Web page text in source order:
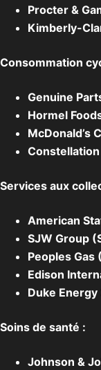
Procter &
Kimberly-
Consommation
Genuine
Hormel
McDonald’s
Services aux
American
SJW Group
Peoples Gas
Edison
Duke Energy
Soins de santé :
Johnson &